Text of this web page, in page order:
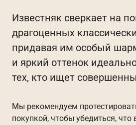
Известняк сверкает на
драгоценных
придавая им особый
и яркий оттенок
тех, кто ищет
Мы рекомендуем
покупкой, чтобы убедиться,